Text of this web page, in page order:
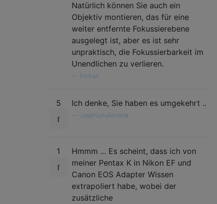
Natürlich können Sie auch ein
Objektiv montieren, das für eine
weiter entfernte Fokussierebene
ausgelegt ist, aber es ist sehr
unpraktisch, die Fokussierbarkeit im
Unendlichen zu verlieren.
Fortran
5 Ich denke, Sie haben es umgekehrt ..
JoséNunoFerreira
1
Hmmm ... Es scheint, dass ich von
meiner Pentax K in Nikon EF und
Canon EOS Adapter Wissen
extrapoliert habe, wobei der
zusätzliche